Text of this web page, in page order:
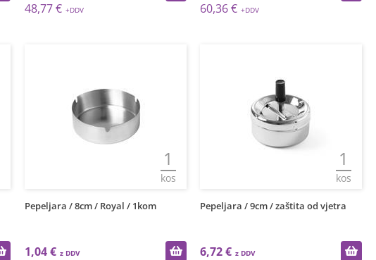
48,77 €
60,36 €
1
kos
Pepeljara / 8cm / Royal / 1kom
1,04 €
1
kos
Pepeljara / 9cm / zaštita od vjetra
6,72 €